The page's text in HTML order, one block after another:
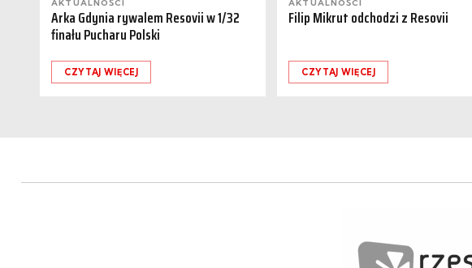
AKTUALNOŚCI
Arka Gdynia rywalem Resovii w 1/32
finału Pucharu Polski
CZYTAJ WIĘCEJ
AKTUALNOŚCI
Filip Mikrut odchodzi z Resovii
CZYTAJ WIĘCEJ